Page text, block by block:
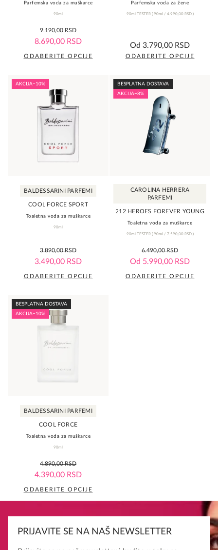
Parfemska voda za muškarce
90ml
0,0
rating
9.190,00RSD
8.690,00 RSD
ODABERITE OPCIJE
ima
više
varijanti.
Opcije
mogu
biti
stranici
proizvoda.
Parfemska voda za žene
90ml TESTER( 90ml / 4.990,00 RSD)
0,0
rating
Od 3.790,00 RSD
ODABERITE OPCIJE
proizvod
ima
više
varijanti.
Opcije
mogu
biti
stranici
AKCIJA−10%
BALDESSARINI PARFEMI
COOL FORCE SPORT
Toaletna voda za muškarce
90ml
0,0
rating
3.890,00RSD
3.490,00 RSD
ODABERITE OPCIJE
proizvod
ima
više
Opcije
stranici
proizvoda.
BESPLATNA DOSTAVA
AKCIJA−8%
CAROLINA HERRERA
PARFEMI
212 HEROES FOREVER YOUNG
Toaletna voda za muškarce
90ml TESTER( 90ml / 7.590,00 RSD)
0,0
rating
6.490,00RSD
Od 5.990,00 RSD
ODABERITE OPCIJE
BESPLATNA DOSTAVA
AKCIJA−10%
BALDESSARINI PARFEMI
COOL FORCE
Toaletna voda za muškarce
90ml
0,0
rating
4.890,00RSD
4.390,00 RSD
ODABERITE OPCIJE
Ovaj
više
PRIJAVITE SE NA NAŠ NEWSLETTER